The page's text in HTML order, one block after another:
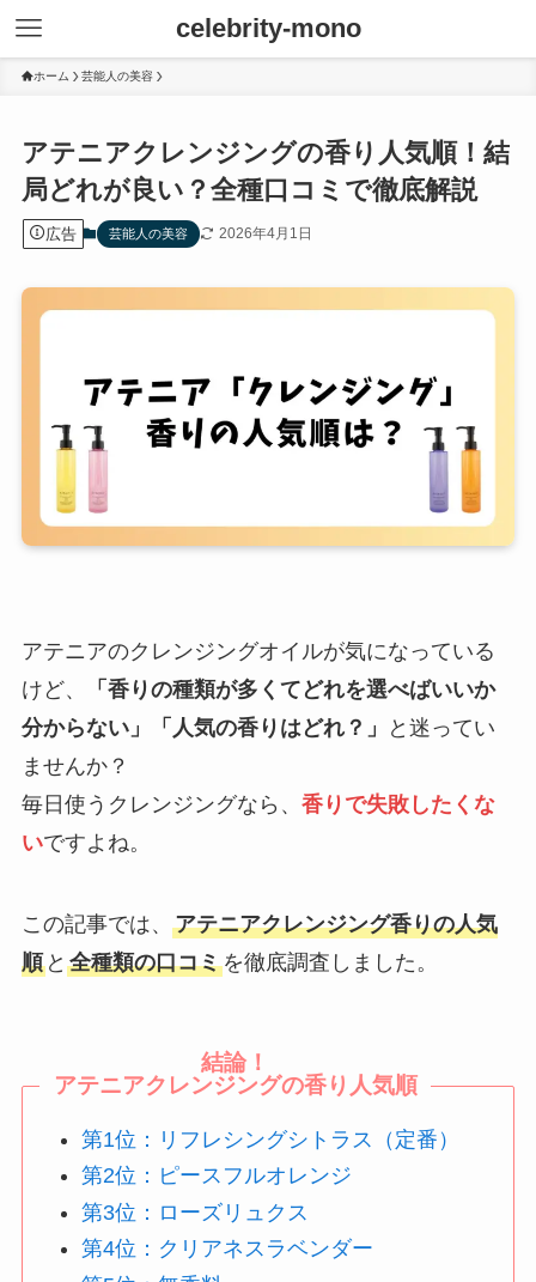
celebrity-mono
ホーム 芸能人の美容
アテニアクレンジングの香り人気順！結
局どれが良い？全種口コミで徹底解説
広告 芸能人の美容 2026年4月1日
アテニアのクレンジングオイルが気になっている
けど、
「香りの種類が多くてどれを選べばいいか
分からない」「人気の香りはどれ？」
と迷ってい
ませんか？
毎日使うクレンジングなら、 香りで失敗したくな
いですよね。
この記事では、 アテニアクレンジング香りの人気
順と 全種類の口コミを徹底調査しました。
結論！
アテニアクレンジングの香り人気順
第1位：リフレシングシトラス（定番）
第2位：ピースフルオレンジ
第3位：ローズリュクス
第4位：クリアネスラベンダー